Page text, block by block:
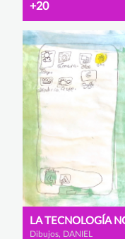
+20
Dibujos, DANIEL